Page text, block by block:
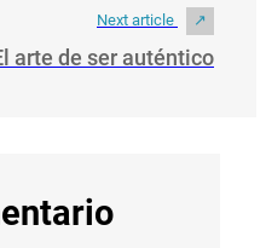
Next article
arte de ser auténtico